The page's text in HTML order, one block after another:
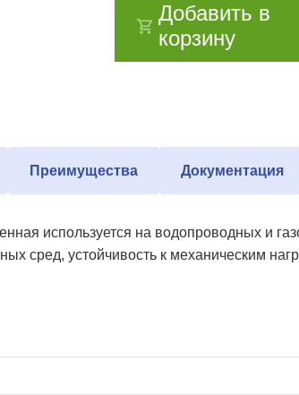
Добавить в
корзину
Преимущества Документация
используется на водопроводных и
сред, устойчивость к механическим